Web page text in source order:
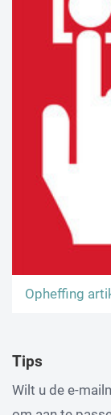
Opheffing
Tips
Wilt u de e-